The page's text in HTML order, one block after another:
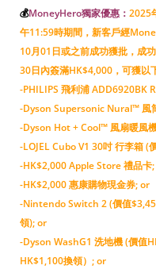
💰MoneyHero獨家優惠： 2025
午11:59時期間，新客戶經
10月01日或之前成功獲批，成
30日內簽滿HK$4,000，可獲以
-PHILIPS 飛利浦 ADD6920BK
-Dyson Supersonic Nural™ 風
-Dyson Hot + Cool™ 風扇暖風
-LOJEL Cubo V1 30吋 行李箱 (
-HK$2,000 Apple Store 禮品卡
-HK$2,000 惠康購物現金券; or
-Nintendo Switch 2 (價值
領); or
-Dyson WashG1 洗地機 (價值
HK$1,100換領）; or